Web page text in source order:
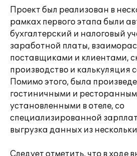
Проект был реализован в
рамках первого этапа были
бухгалтерский и налоговый
заработной платы,
поставщиками и клиентами,
производство и калькуляция
Помимо этого, была
гостиничными и
установленными в отеле, со
специализированной
выгрузка данных из
Следует отметить, что в ходе